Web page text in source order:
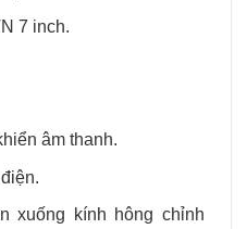
7 inch.
âm thanh.
xuống kính hông chỉnh